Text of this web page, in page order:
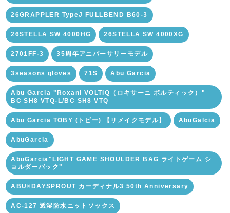
26GRAPPLER TypeJ FULLBEND B60-3
26STELLA SW 4000HG 26STELLA SW 4000XG
2701FF-3 35周年アニバーサリーモデル
3seasons gloves 71S Abu Garcia
Abu Garcia "Roxani VOLTIQ（ロキサーニ ボルティック）"
BC SH8 VTQ-L/BC SH8 VTQ
Abu Garcia TOBY (トビー) 【リメイクモデル】 AbuGalcia
AbuGarcia
AbuGarcia"LIGHT GAME SHOULDER BAG ライトゲーム シ
ョルダーバック"
ABU×DAYSPROUT カーディナル3 50th Anniversary
AC-127 透湿防水ニットソックス